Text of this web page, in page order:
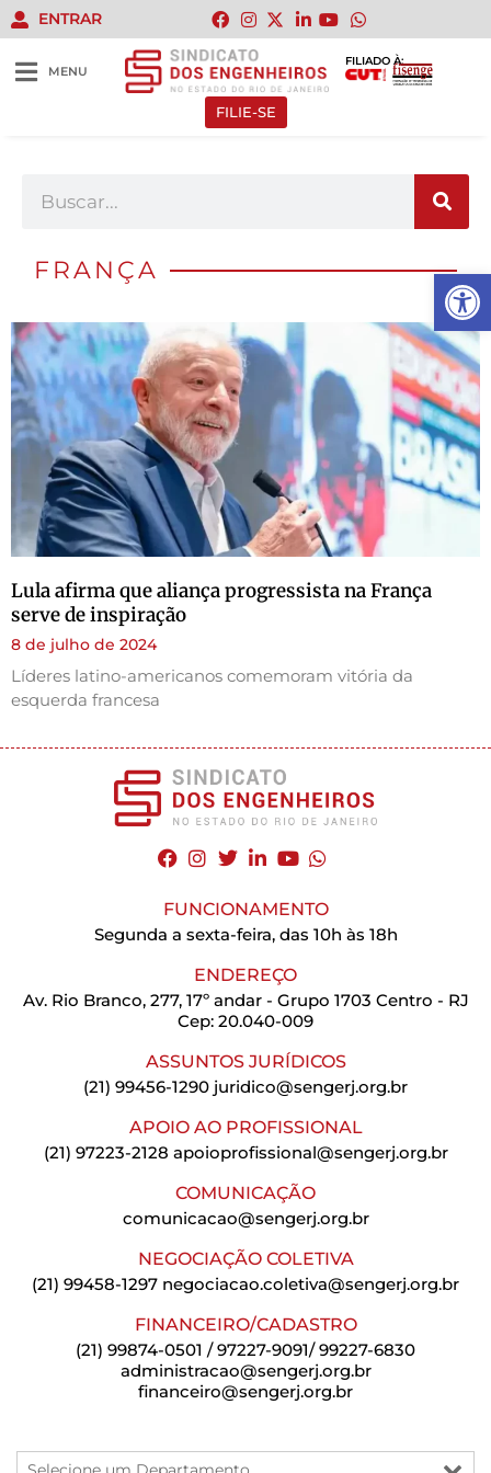
Abrir
ENTRAR
MENU
FILIADO À:
FILIE-SE
FRANÇA
Lula afirma que aliança progressista na França
serve de inspiração
8 de julho de 2024
Líderes latino-americanos comemoram vitória da
esquerda francesa
FUNCIONAMENTO
Segunda a sexta-feira, das 10h às 18h
ENDEREÇO
Av. Rio Branco, 277, 17º andar - Grupo 1703 Centro - RJ
Cep: 20.040-009
ASSUNTOS JURÍDICOS
(21) 99456-1290 juridico@sengerj.org.br
APOIO AO PROFISSIONAL
(21) 97223-2128 apoioprofissional@sengerj.org.br
COMUNICAÇÃO
comunicacao@sengerj.org.br
NEGOCIAÇÃO COLETIVA
(21) 99458-1297 negociacao.coletiva@sengerj.org.br
FINANCEIRO/CADASTRO
(21) 99874-0501 / 97227-9091/ 99227-6830
administracao@sengerj.org.br
financeiro@sengerj.org.br